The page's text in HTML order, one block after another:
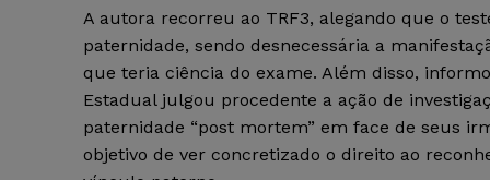
A autora recorreu ao TRF3, alegando que o
paternidade, sendo desnecessária a
que teria ciência do exame. Além disso,
Estadual julgou procedente a ação de
paternidade “post mortem” em face de seus
objetivo de ver concretizado o direito ao